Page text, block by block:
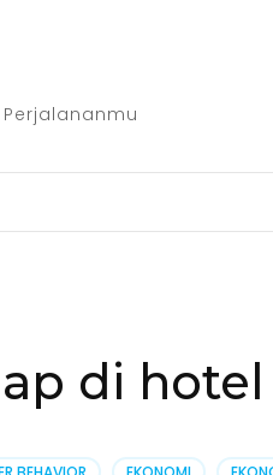
di hotel